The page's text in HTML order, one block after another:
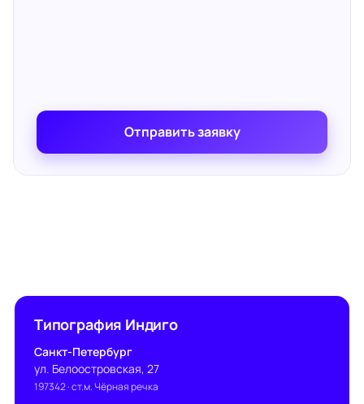
Отправить заявку
Типография Индиго
Санкт-Петербург
ул. Белоостровская, 27
197342· ст.м. Чёрная речка